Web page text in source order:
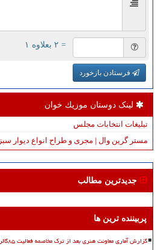
= ۲ بعلاوه ۱
فرستادن بازخورد
لینک دوستان موزیك خوان
تبلیغات انتخابات مجلس
مستر گرین وال | مجری و طراح انواع دیوار سبز
جدیدترین مطالب
پربیننده ترین ها
گزارش آماری معاونت هنری بعد از ترک مخاصمه فعالیت ۸۵گالری و ۴۷ اجرای موسیقی